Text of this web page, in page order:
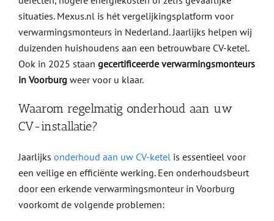
situaties. Mexus.nl is hét vergelijkingsplatform voor
verwarmingsmonteurs in Nederland. Jaarlijks helpen wij
duizenden huishoudens aan een betrouwbare CV-ketel.
Ook in 2025 staan gecertificeerde verwarmingsmonteurs
in Voorburg weer voor u klaar.
Waarom regelmatig onderhoud aan uw
CV-installatie?
Jaarlijks onderhoud aan uw CV-ketel is essentieel voor
een veilige en efficiënte werking. Een onderhoudsbeurt
door een erkende verwarmingsmonteur in Voorburg
voorkomt de volgende problemen: